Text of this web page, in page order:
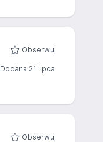
Obserwuj
Dodana 21 lipca
Obserwuj